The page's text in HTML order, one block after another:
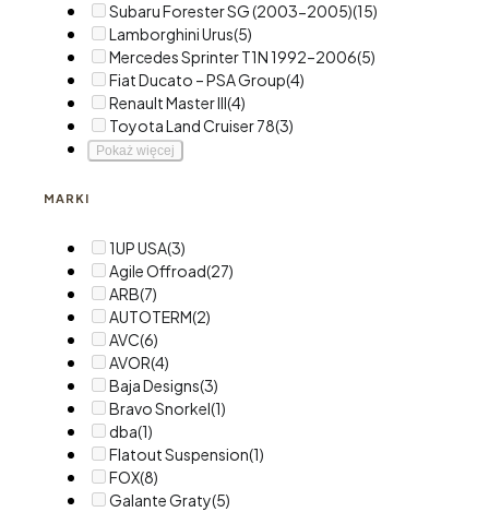
Subaru Forester SG (2003-2005)(15)
Lamborghini Urus(5)
Mercedes Sprinter T1N 1992–2006(5)
Fiat Ducato – PSA Group(4)
Renault Master III(4)
Toyota Land Cruiser 78(3)
Pokaż więcej
MARKI
1UP USA(3)
Agile Offroad(27)
ARB(7)
AUTOTERM(2)
AVC(6)
AVOR(4)
Baja Designs(3)
Bravo Snorkel(1)
dba(1)
Flatout Suspension(1)
FOX(8)
Galante Graty(5)